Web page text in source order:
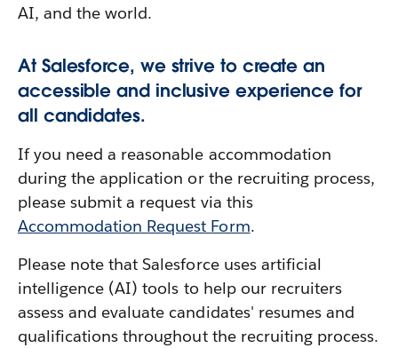
AI, and the world.
At Salesforce, we strive to create an
accessible and inclusive experience for
all candidates.
If you need a reasonable accommodation
during the application or the recruiting process,
please submit a request via this
Accommodation Request Form.
Please note that Salesforce uses artificial
intelligence (AI) tools to help our recruiters
assess and evaluate candidates' resumes and
qualifications throughout the recruiting process.